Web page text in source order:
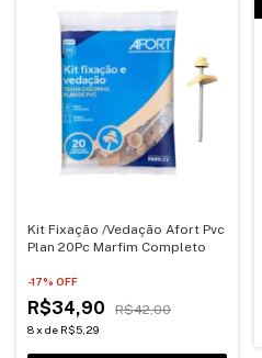
Kit Fixação /Vedação Afort Pvc
Plan 20Pc Marfim Completo
-17% OFF
R$34,90 R$42,00
8x de R$5,29